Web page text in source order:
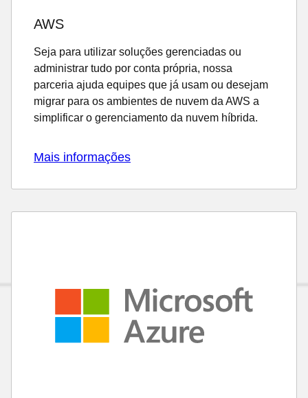
AWS
Seja para utilizar soluções gerenciadas ou
administrar tudo por conta própria, nossa
parceria ajuda equipes que já usam ou desejam
migrar para os ambientes de nuvem da AWS a
simplificar o gerenciamento da nuvem híbrida.
Mais informações